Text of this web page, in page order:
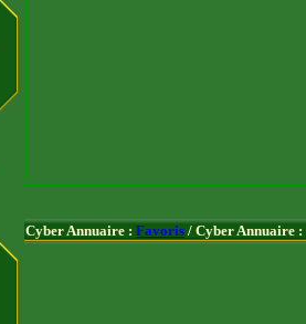
Cyber Annuaire : Favoris / Cyber Annuaire :